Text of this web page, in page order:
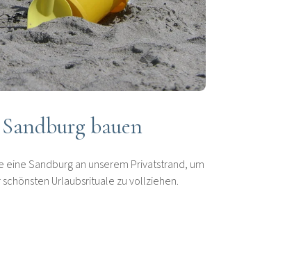
bauen
eine Sandburg an unserem Privatstrand, um
Urlaubsrituale zu vollziehen.